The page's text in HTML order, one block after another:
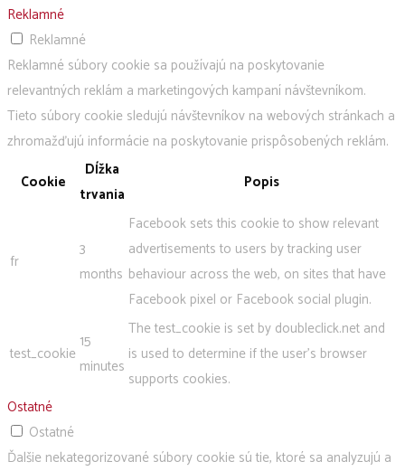
Reklamné
Reklamné
Reklamné súbory cookie sa používajú na poskytovanie
relevantných reklám a marketingových kampaní návštevníkom.
Tieto súbory cookie sledujú návštevníkov na webových stránkach a
zhromažďujú informácie na poskytovanie prispôsobených reklám.
Cookie
Dĺžka
trvania
Popis
fr
3
months
Facebook sets this cookie to show relevant
advertisements to users by tracking user
behaviour across the web, on sites that have
Facebook pixel or Facebook social plugin.
test_cookie
15
minutes
The test_cookie is set by doubleclick.net and
is used to determine if the user's browser
supports cookies.
Ostatné
Ostatné
Ďalšie nekategorizované súbory cookie sú tie, ktoré sa analyzujú a